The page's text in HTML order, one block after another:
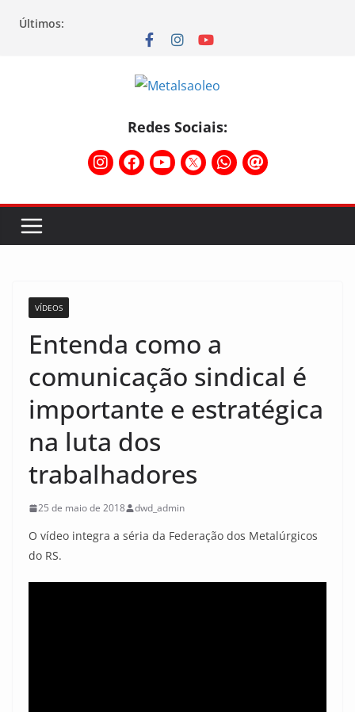
Últimos:
Redes Sociais:
VÍDEOS
Entenda como a
comunicação sindical é
importante e estratégica
na luta dos
trabalhadores
25 de maio de 2018 dwd_admin
O vídeo integra a séria da Federação dos Metalúrgicos
do RS.